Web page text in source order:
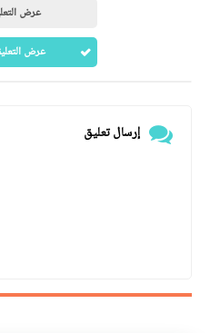
عرض
عرض
إرسال تعليق